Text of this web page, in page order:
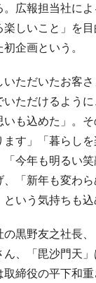
広報担当社に
しいこと」を
企画という。
ただいたお客さ
ただけるよう
も込めた」。
す」「暮らし
今年も明るい笑
、「新年も変わ
いう気持ちも込
黒野友之社長
、「毘沙門天
取締役の平下和